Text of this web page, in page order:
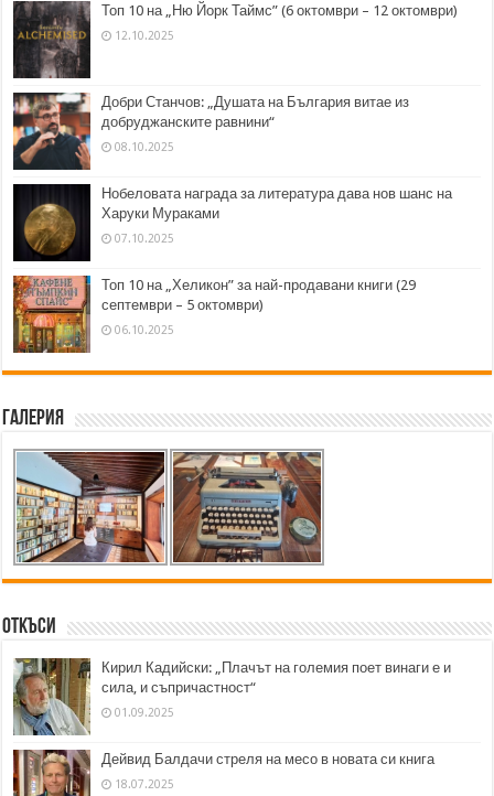
Топ 10 на „Ню Йорк Таймс” (6 октомври – 12 октомври)
12.10.2025
Добри Станчов: „Душата на България витае из
добруджанските равнини“
08.10.2025
Нобеловата награда за литература дава нов шанс на
Харуки Мураками
07.10.2025
Топ 10 на „Хеликон” за най-продавани книги (29
септември – 5 октомври)
06.10.2025
Галерия
Откъси
Кирил Кадийски: „Плачът на големия поет винаги е и
сила, и съпричастност“
01.09.2025
Дейвид Балдачи стреля на месо в новата си книга
18.07.2025